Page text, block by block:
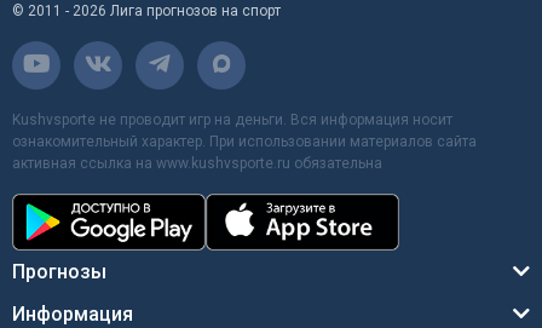
© 2011 - 2026 Лига прогнозов на спорт
Kushvsporte не проводит игр на деньги. Вся информация носит
ознакомительный характер. При использовании материалов сайта
активная ссылка на www.kushvsporte.ru обязательна
Прогнозы
Информация